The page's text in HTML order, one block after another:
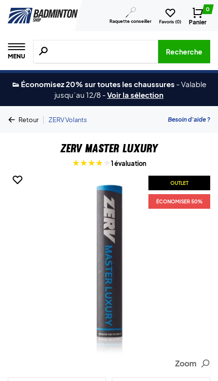
Raquette conseiller Favoris (0)
0
Panier
MENU
Recherche de produits, de marques, etc.
Recherche
👟 Économisez 20% sur toutes les chaussures -Valable
jusqu´au 12/8 -Voir la sélection
Retour | ZERV Volants Besoin d'aide ?
ZERV Master Luxury
1 évaluation
OUTLET
ÉCONOMISER 50%
Zoom